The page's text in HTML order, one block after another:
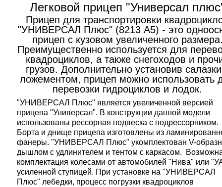
Легковой прицеп "Универсал
Прицеп для транспортировки
"УНИВЕРСАЛ Плюс" (8213 А5) - это
прицеп с кузовом увеличенного
Преимущественно используется для
квадроциклов, а также снегоходов и
грузов. Дополнительно установив
ложементом, прицеп можно использовать
перевозки гидроциклов и лодок.
"УНИВЕРСАЛ Плюс" является увеличенной версией
прицепа "Универсал". В конструкции данной модели
использованы рессорная подвеска с подрессорником.
Борта и днище прицепа изготовлены из
фанеры. "УНИВЕРСАЛ Плюс" укомплектован V-
дышлом с удлинителем и тентом с каркасом.
комплектация колесами от автомобилей "Нива" или
усиленной ступицей. При установке на "УНИВЕРСАЛ
Плюс" лебедки, процесс погрузки квадроциклов